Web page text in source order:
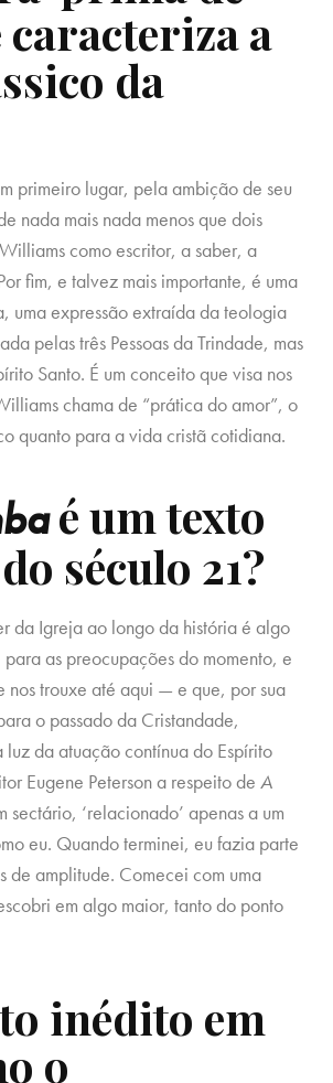
a
da
primeiro lugar, pela ambição de seu
nada mais nada menos que dois
como escritor, a saber, a
fim, e talvez mais importante, é uma
uma expressão extraída da teologia
pelas três Pessoas da Trindade, mas
Santo. É um conceito que visa nos
chama de “prática do amor”, o
quanto para a vida cristã cotidiana.
é um texto
século 21?
da Igreja ao longo da história é algo
as preocupações do momento, e
nos trouxe até aqui — e que, por sua
o passado da Cristandade,
luz da atuação contínua do Espírito
Eugene Peterson a respeito de A
‘relacionado’ apenas a um
eu. Quando terminei, eu fazia parte
de amplitude. Comecei com uma
em algo maior, tanto do ponto
inédito em
o